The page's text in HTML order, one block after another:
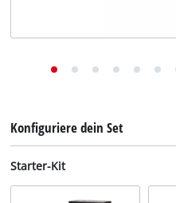
Konfiguriere dein Set
Starter-Kit